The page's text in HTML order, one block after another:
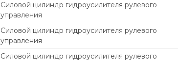
Силовой цилиндр гидроусилителя рулевого
управления
Силовой цилиндр гидроусилителя рулевого
управления
Силовой цилиндр гидроусилителя рулевого